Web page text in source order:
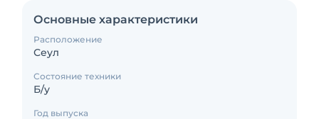
Основные характеристики
Расположение
Сеул
Состояние техники
Б/у
Год выпуска